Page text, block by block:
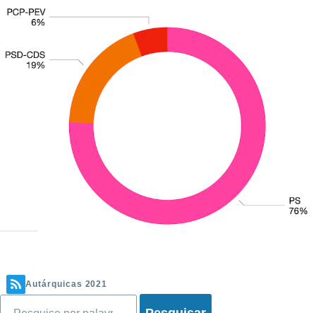
Autárquicas 2021